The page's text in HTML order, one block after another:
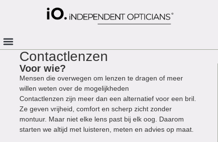
Contactlenzen
Voor wie?
Mensen die overwegen om lenzen te dragen of meer
willen weten over de mogelijkheden
Contactlenzen zijn meer dan een alternatief voor een bril.
Ze geven vrijheid, comfort en scherp zicht zonder
montuur. Maar niet elke lens past bij elk oog. Daarom
starten we altijd met luisteren, meten en advies op maat.